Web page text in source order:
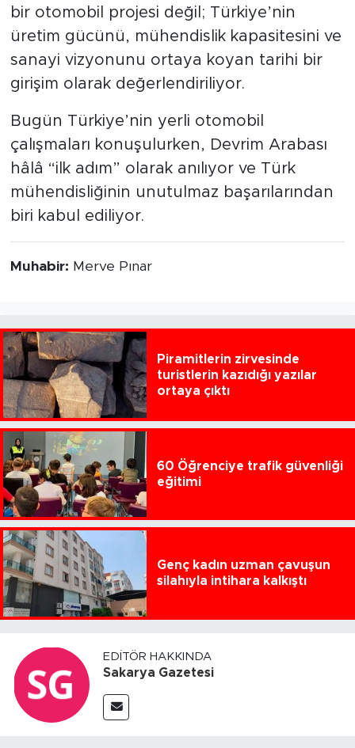
bir otomobil projesi değil; Türkiye’nin
üretim gücünü, mühendislik kapasitesini ve
sanayi vizyonunu ortaya koyan tarihi bir
girişim olarak değerlendiriliyor.
Bugün Türkiye’nin yerli otomobil
çalışmaları konuşulurken, Devrim Arabası
hâlâ “ilk adım” olarak anılıyor ve Türk
mühendisliğinin unutulmaz başarılarından
biri kabul ediliyor.
Muhabir: Merve Pınar
Piramitlerin zirvesinde
turistlerin kazıdığı yazılar
ortaya çıktı
60 Öğrenciye trafik güvenliği
eğitimi
Genç kadın uzman çavuşun
silahıyla intihara kalkıştı
EDITÖR HAKKINDA
Sakarya Gazetesi